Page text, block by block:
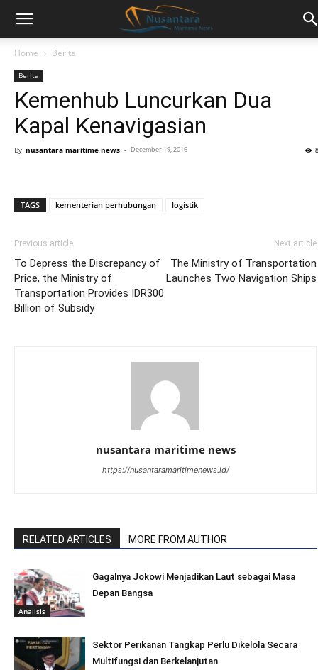
Home Berita
Berita
Kemenhub Luncurkan Dua
Kapal Kenavigasian
By nusantara maritime news - December 19, 2016
TAGS kementerian perhubungan logistik
Previous article
To Depress the Discrepancy of
Price, the Ministry of
Transportation Provides IDR300
Billion of Subsidy
Next article
The Ministry of Transportation
Launches Two Navigation Ships
nusantara maritime news
https://nusantaramaritimenews.id/
RELATED ARTICLES MORE FROM AUTHOR
Analisis
Gagalnya Jokowi Menjadikan Laut sebagai Masa
Depan Bangsa
Sektor Perikanan Tangkap Perlu Dikelola Secara
Multifungsi dan Berkelanjutan